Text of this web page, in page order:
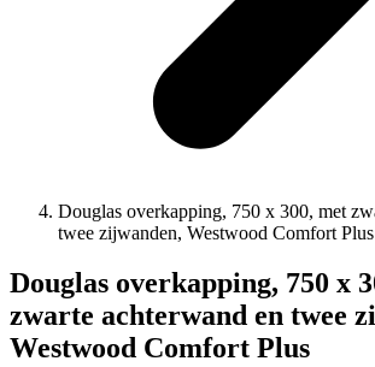
Douglas overkapping, 750 x 300, met
twee zijwanden, Westwood Comfort Plus
Douglas overkapping, 750 x
zwarte achterwand en twee
Westwood Comfort Plus